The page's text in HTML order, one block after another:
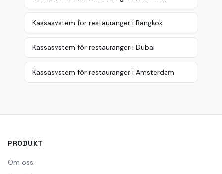
Kassasystem för restauranger i Bangkok
Kassasystem för restauranger i Dubai
Kassasystem för restauranger i Amsterdam
PRODUKT
Om oss